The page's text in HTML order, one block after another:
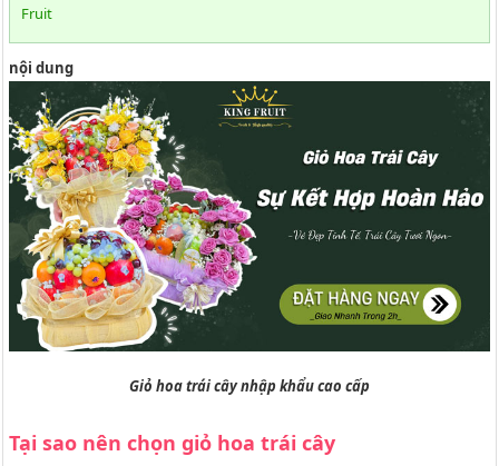
Fruit
nội dung
Giỏ hoa trái cây nhập khẩu cao cấp
Tại sao nên chọn giỏ hoa trái cây